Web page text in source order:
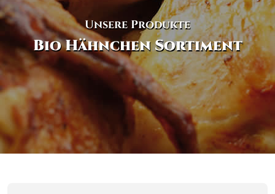
Unsere Produkte
Bio Hähnchen Sortiment